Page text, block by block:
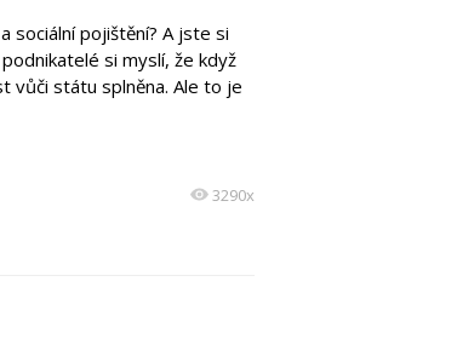
sociální pojištění? A jste si
si myslí, že když
vůči státu splněna. Ale to je
3290x